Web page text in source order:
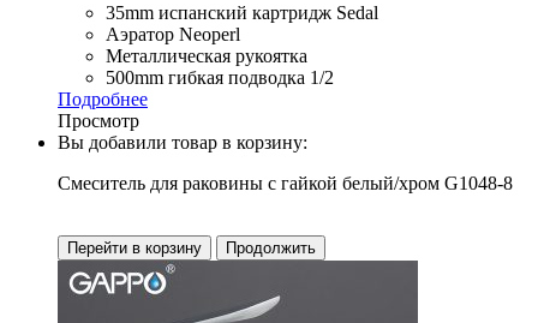
35mm испанский картридж Sedal
Аэратор Neoperl
Металлическая рукоятка
500mm гибкая подводка 1/2
Подробнее
Просмотр
Вы добавили товар в корзину:
Смеситель для раковины с гайкой белый/хром G1048-8
Перейти в корзину Продолжить